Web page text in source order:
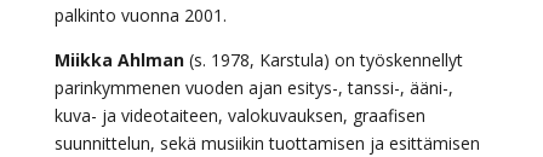
palkinto vuonna 2001.
Miikka Ahlman(s. 1978, Karstula) on työskennellyt
parinkymmenen vuoden ajan esitys-, tanssi-, ääni-,
kuva- ja videotaiteen, valokuvauksen, graafisen
suunnittelun, sekä musiikin tuottamisen ja esittämisen